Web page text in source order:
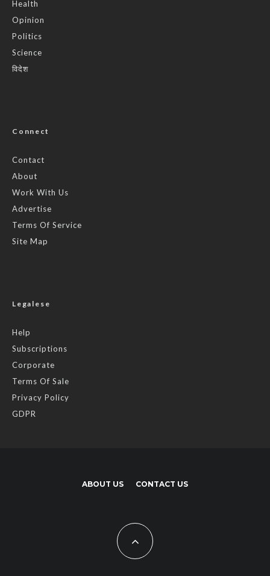
Health
Opinion
Politics
Science
विदेश
Connect
Contact
About
Work With Us
Advertise
Terms Of Service
Site Map
Legalese
Help
Subscriptions
Corporate
Terms Of Sale
Privacy Policy
GDPR
ABOUT US CONTACT US